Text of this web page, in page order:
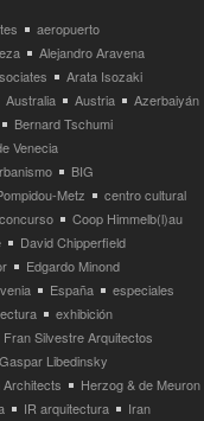
aeropuerto
Alejandro Aravena
Arata Isozaki
Australia Austria
Azerbaiyán
Bernard Tschumi
Venecia
BIG
Metz
centro cultural
concurso
Coop Himmelb(l)au
David Chipperfield
Edgardo Minond
España
especiales
exhibición
Fran Silvestre Arquitectos
Gaspar Libedinsky
Architects
Herzog & de Meuron
IR arquitectura
Iran